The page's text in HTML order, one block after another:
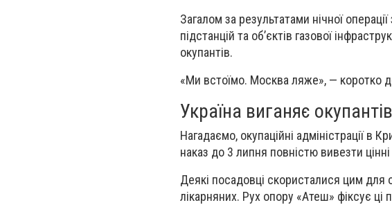
Загалом за результатами нічної
підстанцій та об’єктів газової
окупантів.
«Ми встоїмо. Москва ляже», — коротко
Україна виганяє
Нагадаємо, окупаційні адміністрації в
наказ до 3 липня повністю вивезти
Деякі посадовці скористалися цим для
лікарняних. Рух опору «Атеш» фіксує